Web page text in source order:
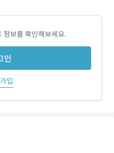
정보를 확인해보세요.
인
입